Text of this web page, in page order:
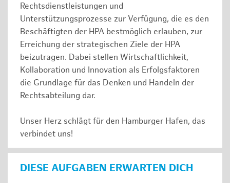
Rechtsdienstleistungen und
Unterstützungsprozesse zur Verfügung, die es den
Beschäftigten der HPA bestmöglich erlauben, zur
Erreichung der strategischen Ziele der HPA
beizutragen. Dabei stellen Wirtschaftlichkeit,
Kollaboration und Innovation als Erfolgsfaktoren
die Grundlage für das Denken und Handeln der
Rechtsabteilung dar.
Unser Herz schlägt für den Hamburger Hafen, das
verbindet uns!
DIESE AUFGABEN ERWARTEN DICH